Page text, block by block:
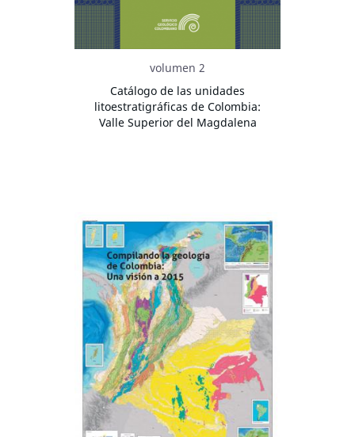
volumen 2
Catálogo de las unidades
litoestratigráficas de Colombia:
Valle Superior del Magdalena